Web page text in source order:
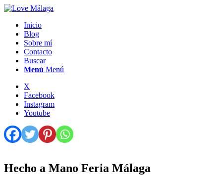
Inicio
Blog
Sobre mí
Contacto
Buscar
Menú Menú
X
Facebook
Instagram
Youtube
Hecho a Mano Feria Málaga